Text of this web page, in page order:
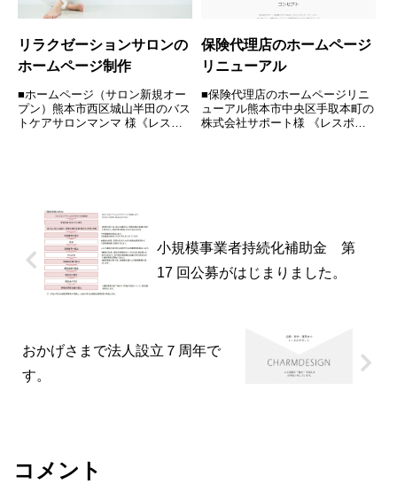
リラクゼーションサロンの
ホームページ制作
■ホームページ（サロン新規オー
プン）熊本市西区城山半田のバス
トケアサロンマンマ 様《レスポ
保険代理店のホームページ
リニューアル
■保険代理店のホームページリニ
ューアル熊本市中央区手取本町の
株式会社サポート様 《レスポン
小規模事業者持続化補助金 第
17 回公募がはじまりました。
おかげさまで法人設立７周年で
す。
コメント